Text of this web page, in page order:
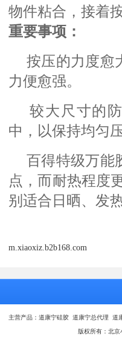
物件粘合，接着
重要事项：
按压的力度愈
力便愈强。
较大尺寸的防
中，以保持均匀压
百得特级万能
点，而耐热程度
别适合日晒、发
m.xiaoxiz.b2b168.com
主营产品：道康宁硅胶 道康宁总代理
版权所有：北京